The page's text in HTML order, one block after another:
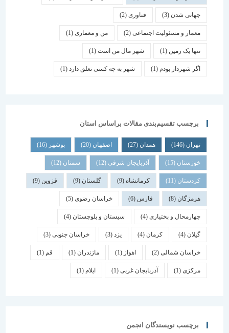
جهانی شدن(3) فناوری (2)
معمار و مسئولیت اجتماعی (2) من و معماری (1)
تنها یک زمین(1) شهر مال من است(1)
اگر شهردار بودم (1) شهر به چه کسی تعلق دارد(1)
برچسب تقسیم‌بندی مقالات براساس استان
همدان اصفهان (20) بوشهر
خوزستان(15) آذربایجان شرقی(12) سمنان (12)
کردستان(11) کرمانشاه(9) گلستان (9) قزوین
هرمزگان(8) فارس خراسان رضوی(5)
چهارمحال و بختیاری (4) سیستان و بلوچستان(4)
کرمان یزد خراسان جنوبی(3)
خراسان شمالی(2) اهواز مازندران(1) قم
(1) آذربایجان غربی(1) ایلام
برچسب نویسندگان انجمن